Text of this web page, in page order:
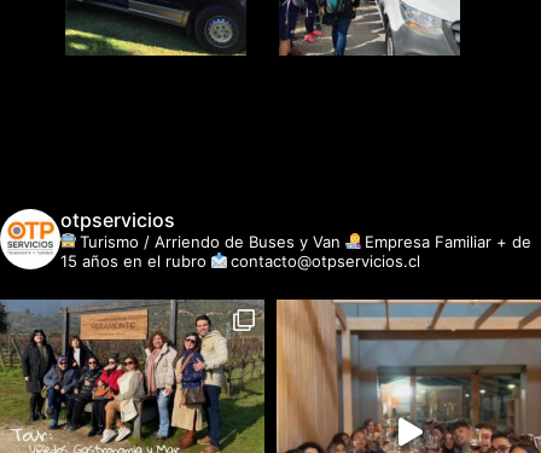
otpservicios
Turismo / Arriendo de Buses y Van
Empresa Familiar + de
15 años en el rubro
contacto@otpservicios.cl